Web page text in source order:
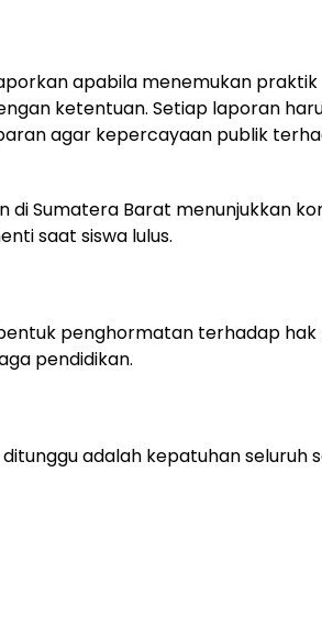
apabila menemukan praktik
ketentuan. Setiap laporan
agar kepercayaan publik
di Sumatera Barat menunjukkan
saat siswa lulus.
penghormatan terhadap
pendidikan.
adalah kepatuhan seluruh